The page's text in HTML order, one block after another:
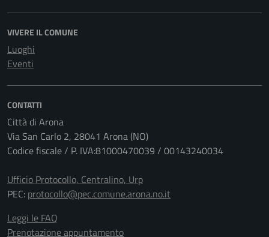
VIVERE IL COMUNE
Luoghi
Eventi
CONTATTI
Città di Arona
Via San Carlo 2, 28041 Arona (NO)
Codice fiscale / P. IVA:81000470039 / 00143240034
Ufficio Protocollo, Centralino, Urp
PEC: protocollo@pec.comune.arona.no.it
Leggi le FAQ
Prenotazione appuntamento